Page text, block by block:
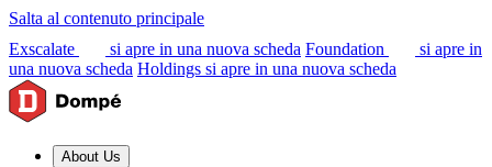
Salta al contenuto principale
Exscalate
si apre in una nuova scheda Foundation
si apre in
una nuova scheda Holdings si apre in una nuova scheda
About Us